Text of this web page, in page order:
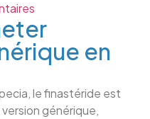
en
le finastéride est
générique,